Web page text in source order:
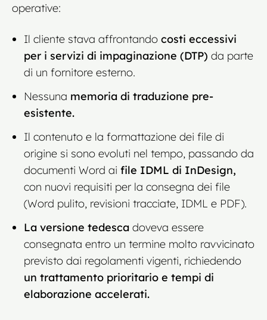
operative:
Il cliente stava affrontando costi eccessivi
per i servizi di impaginazione (DTP) da parte
di un fornitore esterno.
Nessuna memoria di traduzione pre-
esistente.
Il contenuto e la formattazione dei file di
origine si sono evoluti nel tempo, passando da
documenti Word ai file IDML di InDesign,
con nuovi requisiti per la consegna dei file
(Word pulito, revisioni tracciate, IDML e PDF).
La versione tedesca doveva essere
consegnata entro un termine molto ravvicinato
previsto dai regolamenti vigenti, richiedendo
un trattamento prioritario e tempi di
elaborazione accelerati.